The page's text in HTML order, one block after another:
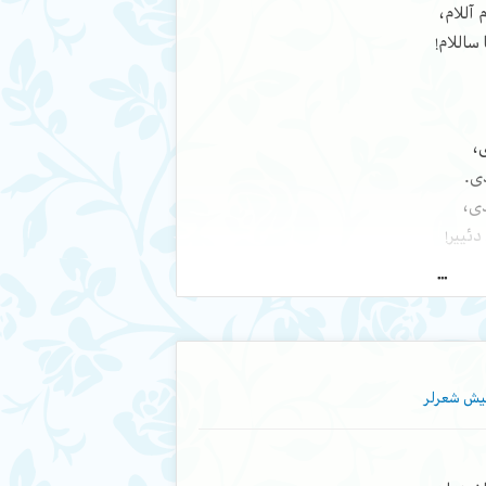
چکدی حیصار
فرقدار
قورآن ایلن
دیر
قنده‌دیر؟
ایلن
شعرلر